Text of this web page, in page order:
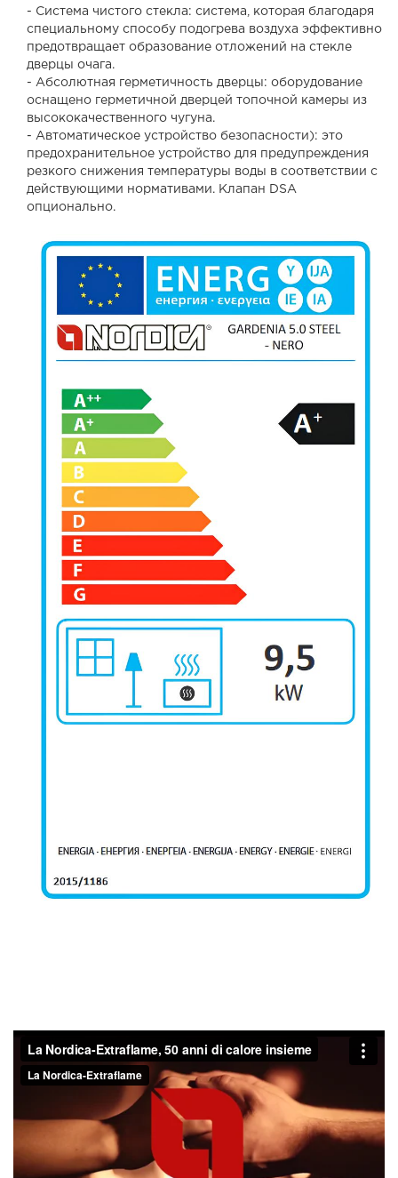
- Система чистого стекла: система, которая благодаря
специальному способу подогрева воздуха эффективно
предотвращает образование отложений на стекле
дверцы очага.
- Абсолютная герметичность дверцы: оборудование
оснащено герметичной дверцей топочной камеры из
высококачественного чугуна.
- Автоматическое устройство безопасности): это
предохранительное устройство для предупреждения
резкого снижения температуры воды в соответствии с
действующими нормативами. Клапан DSA
опционально.